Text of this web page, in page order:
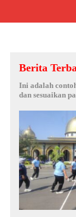
Berita
Ini adalah
dan sesuaikan